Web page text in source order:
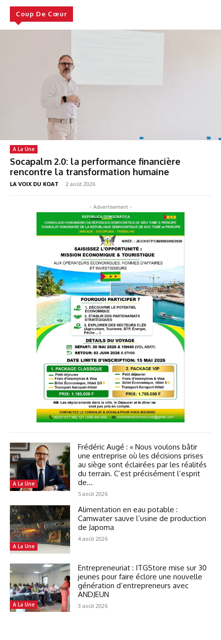
Coup De Cœur
A La Une
Socapalm 2.0: la performance financière
rencontre la transformation humaine
LA VOIX DU KOAT - 2 août 2026
- Advertisement -
A La Une
Frédéric Augé : « Nous voulons bâtir
une entreprise où les décisions prises
au siège sont éclairées par les réalités
du terrain. C’est précisément l’esprit
de...
5 août 2026
A La Une
Alimentation en eau potable :
Camwater sauve l’usine de production
de Japoma
4 août 2026
A La Une
Entrepreneuriat : ITGStore mise sur 30
jeunes pour faire éclore une nouvelle
génération d’entrepreneurs avec
ANDJEUN
3 août 2026